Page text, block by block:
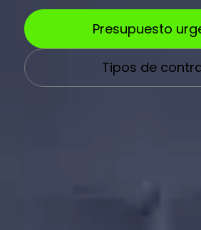
Presupuesto
Tipos de